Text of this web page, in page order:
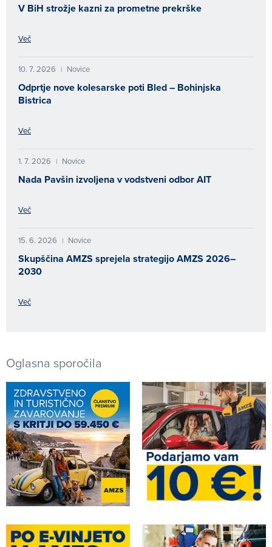
V BiH strožje kazni za prometne prekrške
Več
10. 7. 2026 | Novice
Odprtje nove kolesarske poti Bled – Bohinjska
Bistrica
Več
1. 7. 2026 | Novice
Nada Pavšin izvoljena v vodstveni odbor AIT
Več
15. 6. 2026 | Novice
Skupščina AMZS sprejela strategijo AMZS 2026–
2030
Več
Oglasna sporočila